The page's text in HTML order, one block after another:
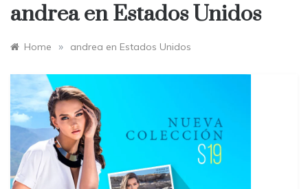
andrea en Estados Unidos
Home » andrea en Estados Unidos